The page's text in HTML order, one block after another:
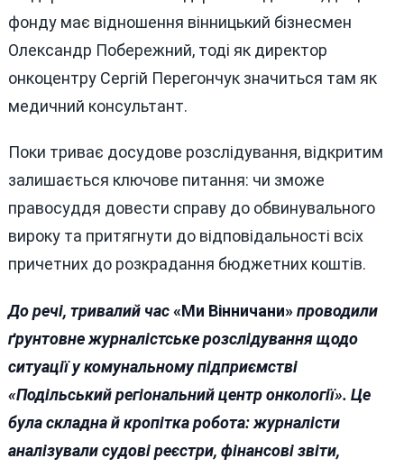
фонду має відношення вінницький бізнесмен
Олександр Побережний, тоді як директор
онкоцентру Сергій Перегончук значиться там як
медичний консультант.
Поки триває досудове розслідування, відкритим
залишається ключове питання: чи зможе
правосуддя довести справу до обвинувального
вироку та притягнути до відповідальності всіх
причетних до розкрадання бюджетних коштів.
До речі, тривалий час«Ми Вінничани»проводили
ґрунтовне журналістське розслідування щодо
ситуації у комунальному підприємстві
«Подільський регіональний центр онкології». Це
була складна й кропітка робота: журналісти
аналізували судові реєстри, фінансові звіти,